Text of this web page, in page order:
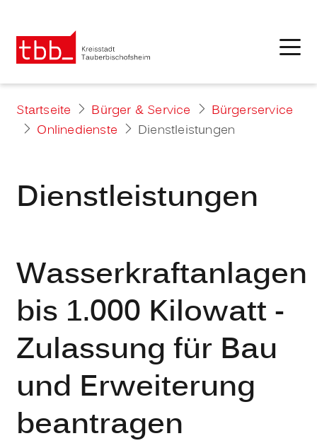
Startseite Bürger & Service
Bürgerservice
Onlinedienste
Dienstleistungen
Dienstleistungen
Wasserkraftanlagen
bis 1.000 Kilowatt -
Zulassung für Bau
und Erweiterung
beantragen